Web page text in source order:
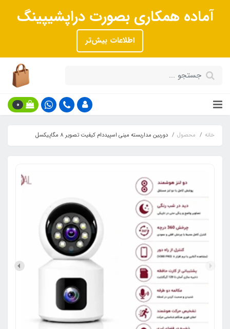
آماده همکاری بصورت دراپشیپینگ
اطلاعات بیش‌تر
0
خانه محصول دوربین مداربسته مینی اسپیددام کیفیت تصویر 8 مگاپیکسل